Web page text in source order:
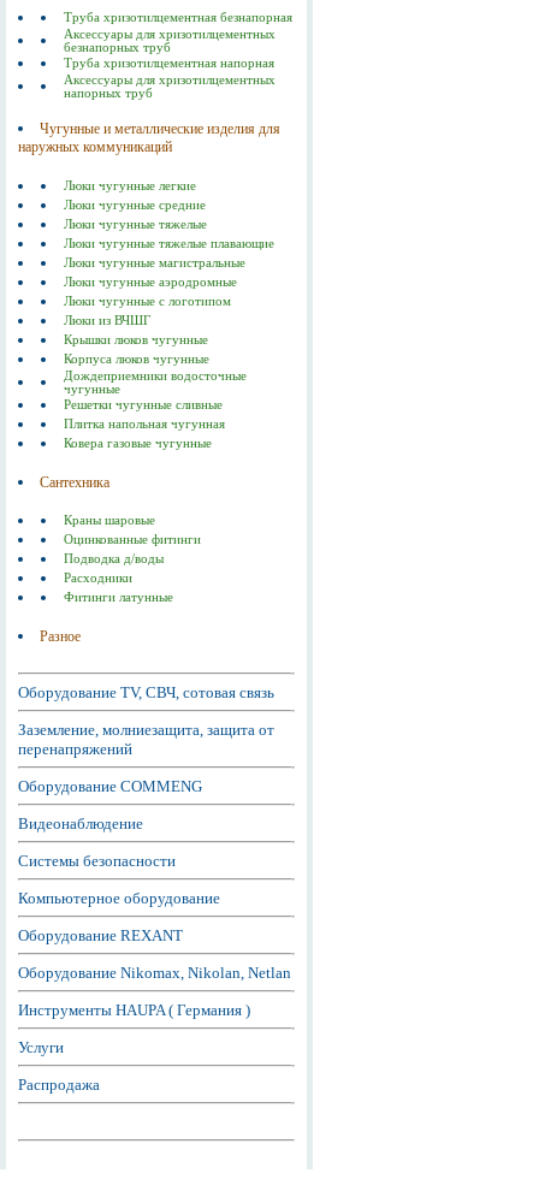
Труба хризотилцементная безнапорная
Аксессуары для хризотилцементных
безнапорных труб
Труба хризотилцементная напорная
Аксессуары для хризотилцементных
напорных труб
Чугунные и металлические изделия для
наружных коммуникаций
Люки чугунные легкие
Люки чугунные средние
Люки чугунные тяжелые
Люки чугунные тяжелые плавающие
Люки чугунные магистральные
Люки чугунные аэродромные
Люки чугунные с логотипом
Люки из ВЧШГ
Крышки люков чугунные
Корпуса люков чугунные
Дождеприемники водосточные
чугунные
Решетки чугунные сливные
Плитка напольная чугунная
Ковера газовые чугунные
Сантехника
Краны шаровые
Оцинкованные фитинги
Подводка д/воды
Расходники
Фитинги латунные
Разное
Оборудование TV, СВЧ, сотовая связь
Заземление, молниезащита, защита от
перенапряжений
Оборудование COMMENG
Видеонаблюдение
Системы безопасности
Компьютерное оборудование
Оборудование REXANT
Оборудование Nikomax, Nikolan, Netlan
Инструменты HAUPA ( Германия )
Услуги
Распродажа